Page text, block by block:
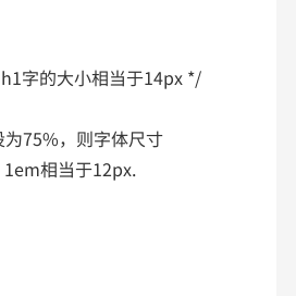
字的大小相当于14px */
75%，则字体尺寸
相当于12px.